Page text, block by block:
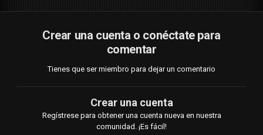
Crear una cuenta o conéctate para
comentar
Tienes que ser miembro para dejar un comentario
Crear una cuenta
Regístrese para obtener una cuenta nueva en nuestra
comunidad. ¡Es fácil!